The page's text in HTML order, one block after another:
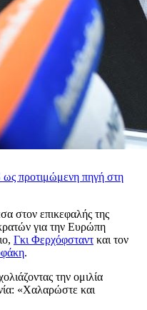
προτιμώμενη πηγή στη
στον επικεφαλής της
για την Ευρώπη
Γκι Φερχόφσταντ και τον
.
την ομιλία
«Χαλαρώστε και